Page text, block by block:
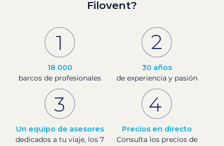
Filovent?
18 000
barcos de profesionales
30 años
de experiencia y pasión
Un equipo de asesores
dedicados a tu viaje, los 7
Precios en directo
Consulta los precios de